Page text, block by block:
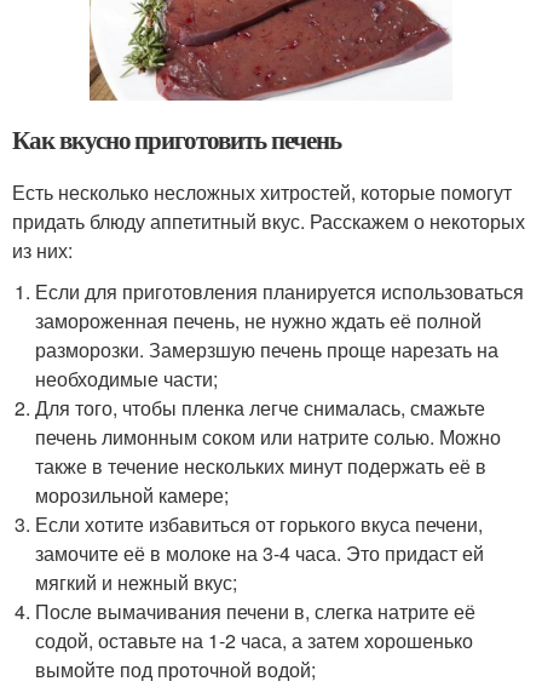
Как вкусно приготовить печень
Есть несколько несложных хитростей, которые помогут
придать блюду аппетитный вкус. Расскажем о некоторых
из них:
Если для приготовления планируется использоваться
замороженная печень, не нужно ждать её полной
разморозки. Замерзшую печень проще нарезать на
необходимые части;
Для того, чтобы пленка легче снималась, смажьте
печень лимонным соком или натрите солью. Можно
также в течение нескольких минут подержать её в
морозильной камере;
Если хотите избавиться от горького вкуса печени,
замочите её в молоке на 3-4 часа. Это придаст ей
мягкий и нежный вкус;
После вымачивания печени в, слегка натрите её
содой, оставьте на 1-2 часа, а затем хорошенько
вымойте под проточной водой;